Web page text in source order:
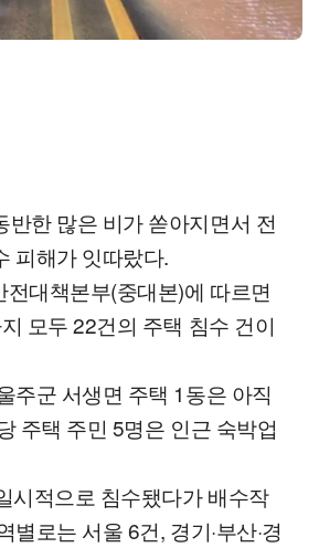
반한 많은 비가 쏟아지면서 전
피해가 잇따랐다.
대책본부(중대본)에 따르면
모두 22건의 주택 침수 건이
주군 서생면 주택 1동은 아직
주택 주민 5명은 인근 숙박업
시적으로 침수됐다가 배수작
별로는 서울 6건, 경기·부산·경